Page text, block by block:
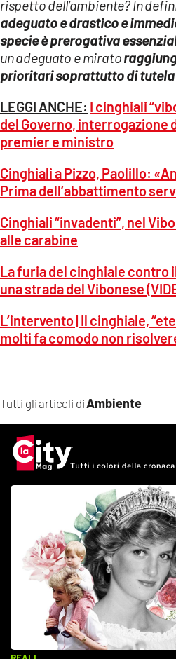
Tutti gli articoli diAmbiente
rispetto dell’ambiente? In
adeguato e drastico e
specie è prerogativa
un adeguato e mirato
prioritari soprattutto di
LEGGI ANCHE: I cinghiali
del Governo, interrogazione
premier e ministro
Cinghiali a Pizzo, Paolillo:
Prima dell’abbattimento
Cinghiali “invadenti”, nel
alle carabine
La furia del cinghiale contro
una strada del Vibonese
L’intervento | Il cinghiale,
molti fa comodo non